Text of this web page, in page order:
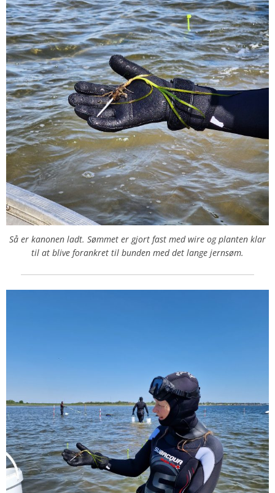
Så er kanonen ladt. Sømmet er gjort fast med wire og planten klar
til at blive forankret til bunden med det lange jernsøm.